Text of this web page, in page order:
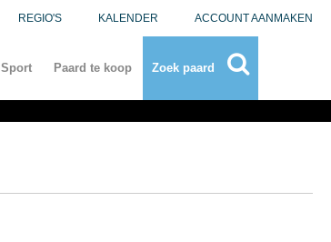
REGIO'S KALENDER ACCOUNT AANMAKEN
Sport Paard te koop Zoek paard